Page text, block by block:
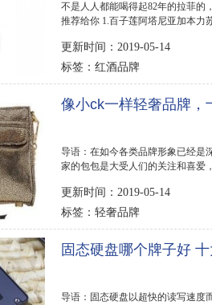
不是人人都能喝得起82年的拉菲的
推荐给你 1.百子莲阿塔尼亚加本力
更新时间：2019-05-14
标签： 红酒品牌
像小ck一样轻奢品牌，
导语：在如今各类品牌形象已经是
家的包包是大受人们的关注和喜爱
更新时间：2019-05-14
标签： 轻奢品牌
固态硬盘哪个牌子好
导语：固态硬盘以超快的读写速度